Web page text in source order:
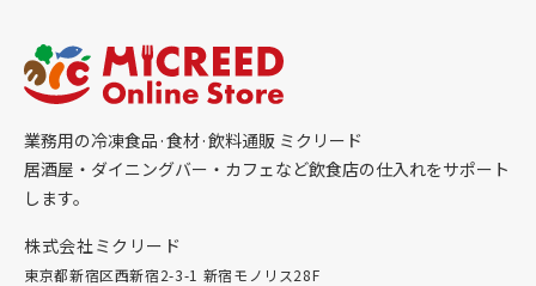
業務用の冷凍食品·食材·飲料通販 ミクリード
居酒屋・ダイニングバー・カフェなど飲食店の仕入れをサポート
します。
株式会社ミクリード
東京都新宿区西新宿2-3-1 新宿モノリス28F